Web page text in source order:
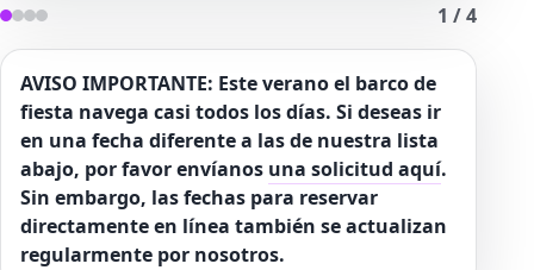
1 /4
AVISO IMPORTANTE: Este verano el barco de
fiesta navega casi todos los días. Si deseas ir
en una fecha diferente a las de nuestra lista
abajo, por favor envíanos una solicitud aquí.
Sin embargo, las fechas para reservar
directamente en línea también se actualizan
regularmente por nosotros.